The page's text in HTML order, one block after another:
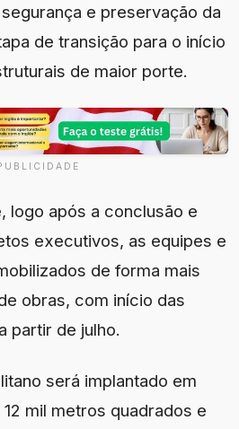
e preservação da
de transição para o início
de maior porte.
logo após a conclusão e
executivos, as equipes e
de forma mais
obras, com início das
partir de julho.
será implantado em
mil metros quadrados e